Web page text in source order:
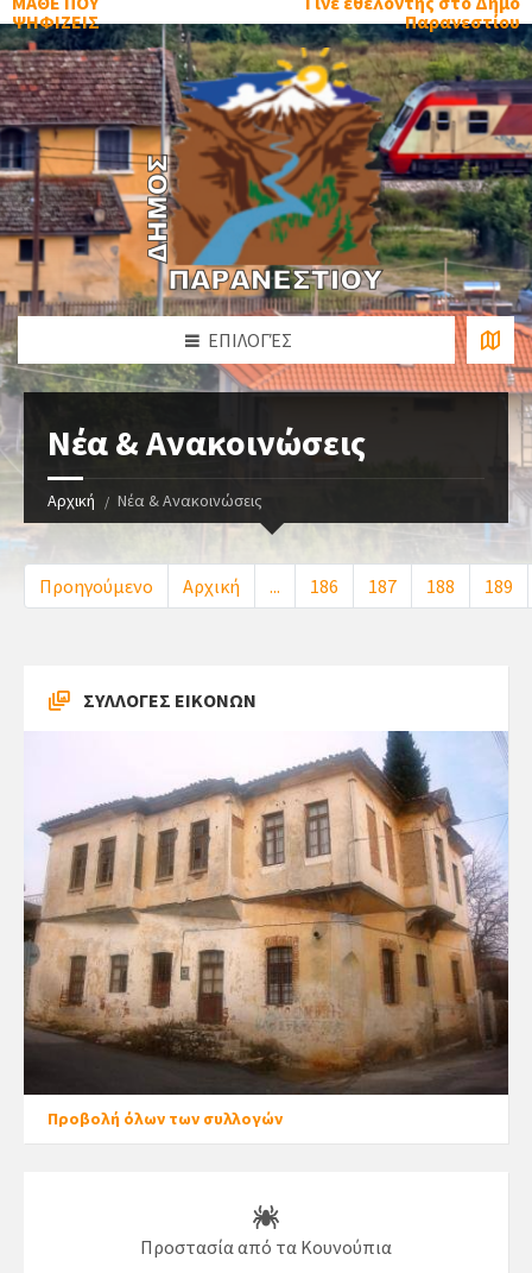
ΨΗΦΙΖΕΙΣ
Παρανεστίου
ΕΠΙΛΟΓΈΣ
Νέα & Ανακοινώσεις
Αρχική Νέα & Ανακοινώσεις
Προηγούμενο Αρχική ... 186 187 188 189
ΣΥΛΛΟΓΕΣ ΕΙΚΟΝΩΝ
Προβολή όλων των συλλογών
Προστασία από τα Κουνούπια